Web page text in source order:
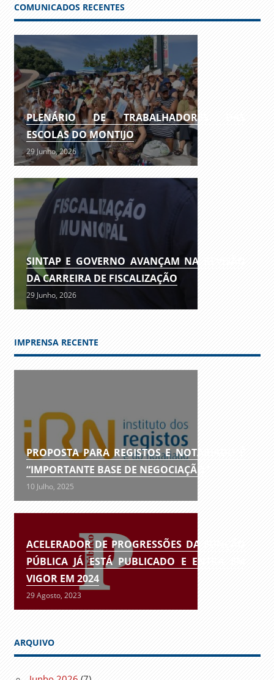
COMUNICADOS RECENTES
PLENÁRIO DE TRABALHADORES DAS
ESCOLAS DO MONTIJO
29 Junho, 2026
SINTAP E GOVERNO AVANÇAM NA REVISÃO
DA CARREIRA DE FISCALIZAÇÃO
29 Junho, 2026
IMPRENSA RECENTE
PROPOSTA PARA REGISTOS E NOTARIADO É
“IMPORTANTE BASE DE NEGOCIAÇÃO”
10 Julho, 2025
ACELERADOR DE PROGRESSÕES DA FUNÇÃO
PÚBLICA JÁ ESTÁ PUBLICADO E ENTRA EM
VIGOR EM 2024
29 Agosto, 2023
ARQUIVO